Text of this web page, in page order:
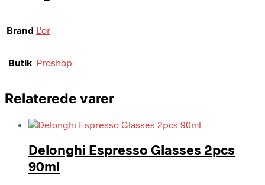
Brand L'or
Butik Proshop
Relaterede varer
Delonghi Espresso Glasses 2pcs
90ml